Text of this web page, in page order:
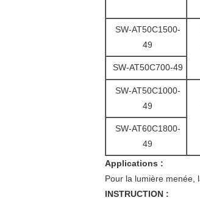
SW-AT50C1500-
49
SW-AT50C700-49
SW-AT50C1000-
49
SW-AT60C1800-
49
Applications :
Pour la lumière menée,
INSTRUCTION :